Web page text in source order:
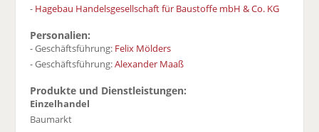
- Hagebau Handelsgesellschaft für Baustoffe mbH & Co. KG
Personalien:
- Geschäftsführung: Felix Mölders
- Geschäftsführung:Alexander Maaß
Produkte und Dienstleistungen:
Einzelhandel
Baumarkt